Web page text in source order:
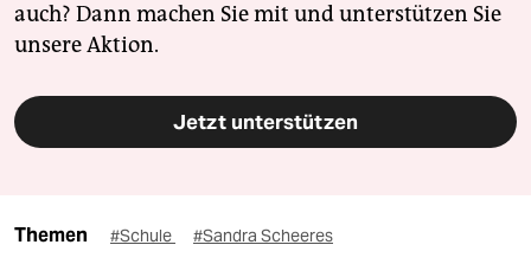
auch? Dann machen Sie mit und unterstützen Sie
unsere Aktion.
Jetzt unterstützen
Themen #Schule #Sandra Scheeres